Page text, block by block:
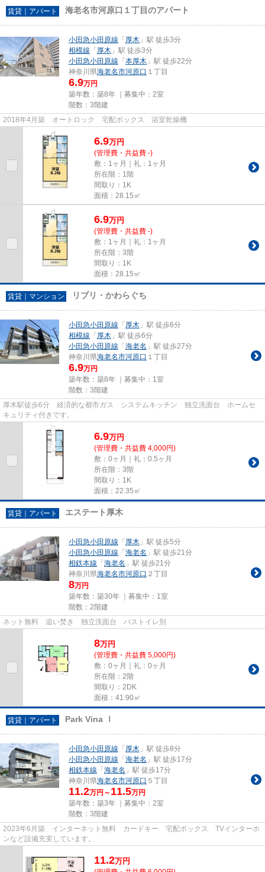
賃貸｜アパート 海老名市河原口１丁目のアパート
小田急小田原線 「厚木 」駅 徒歩3分
相模線 「厚木 」駅 徒歩3分
小田急小田原線 「本厚木 」駅 徒歩22分
神奈川県海老名市河原口 １丁目
6.9万円
築年数：築8年 ｜募集中： 2室
階数：3階建
2018年4月築 オートロック 宅配ボックス 浴室乾燥機
6.9万円
(管理費・共益費 -)
敷：1ヶ月｜礼：1ヶ月
所在階：1階
間取り：1K
面積：28.15㎡
6.9万円
(管理費・共益費 -)
敷：1ヶ月｜礼：1ヶ月
所在階：3階
間取り：1K
面積：28.15㎡
賃貸｜マンション リブリ・かわらぐち
小田急小田原線 「厚木 」駅 徒歩6分
相模線 「厚木 」駅 徒歩6分
小田急小田原線 「海老名 」駅 徒歩27分
神奈川県海老名市河原口 １丁目
6.9万円
築年数：築8年 ｜募集中： 1室
階数：3階建
厚木駅徒歩6分 経済的な都市ガス システムキッチン 独立洗面台 ホームセ
キュリティ付きです。
6.9万円
(管理費・共益費 4,000円)
敷：0ヶ月｜礼：0.5ヶ月
所在階：3階
間取り：1K
面積：22.35㎡
賃貸｜アパート エステート厚木
小田急小田原線 「厚木 」駅 徒歩5分
小田急小田原線 「海老名 」駅 徒歩21分
相鉄本線 「海老名 」駅 徒歩21分
神奈川県海老名市河原口 ２丁目
8万円
築年数：築30年 ｜募集中： 1室
階数：2階建
ネット無料 追い焚き 独立洗面台 バストイレ別
8万円
(管理費・共益費 5,000円)
敷：0ヶ月｜礼：0ヶ月
所在階：2階
間取り：2DK
面積：41.90㎡
賃貸｜アパート Park Vina Ⅰ
小田急小田原線 「厚木 」駅 徒歩8分
小田急小田原線 「海老名 」駅 徒歩17分
相鉄本線 「海老名 」駅 徒歩17分
神奈川県海老名市河原口 ５丁目
11.2万円～ 11.5万円
築年数：築3年 ｜募集中： 2室
階数：3階建
2023年6月築 インターネット無料 カードキー 宅配ボックス TVインターホ
ンなど設備充実しています。
11.2万円